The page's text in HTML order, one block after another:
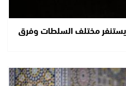
مختلف السلطات وفرق